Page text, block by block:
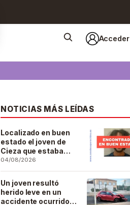
Acceder
NOTICIAS MÁS LEÍDAS
Localizado en buen
estado el joven de
Cieza que estaba
desaparecido desde
el pasado 29 de julio
04/08/2026
Un joven resultó
herido leve en un
accidente ocurrido